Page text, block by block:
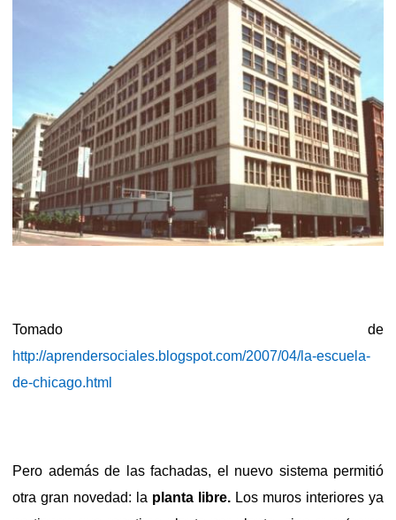
Tomado de
http://aprendersociales.blogspot.com/2007/04/la-escuela-
de-chicago.html
Pero además de las fachadas, el nuevo sistema permitió
otra gran novedad: la planta libre. Los muros interiores ya